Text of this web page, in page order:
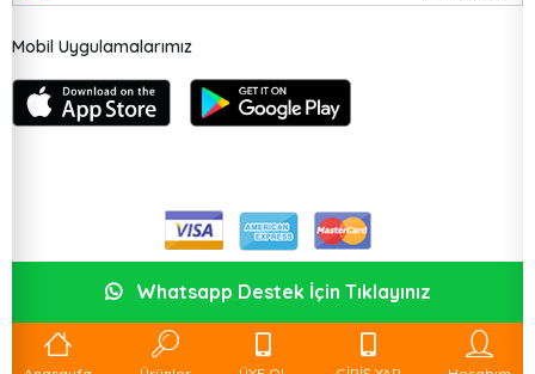
Mobil Uygulamalarımız
Whatsapp Destek İçin Tıklayınız